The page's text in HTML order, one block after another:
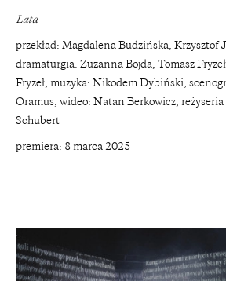
Lata
przekład: Magdalena Budzińska, Krzysztof
dramaturgia: Zuzanna Bojda, Tomasz
Fryzeł, muzyka: Nikodem Dybiński,
Oramus, wideo: Natan Berkowicz,
Schubert
premiera: 8 marca 2025